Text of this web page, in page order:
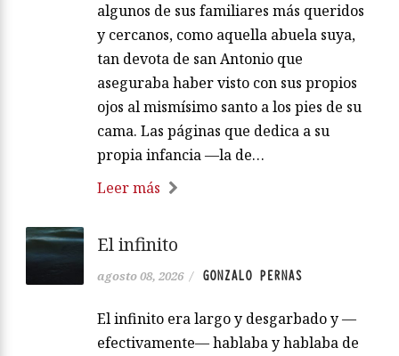
algunos de sus familiares más queridos
y cercanos, como aquella abuela suya,
tan devota de san Antonio que
aseguraba haber visto con sus propios
ojos al mismísimo santo a los pies de su
cama. Las páginas que dedica a su
propia infancia —la de…
Leer más
El infinito
agosto 08, 2026 / GONZALO PERNAS
El infinito era largo y desgarbado y —
efectivamente— hablaba y hablaba de